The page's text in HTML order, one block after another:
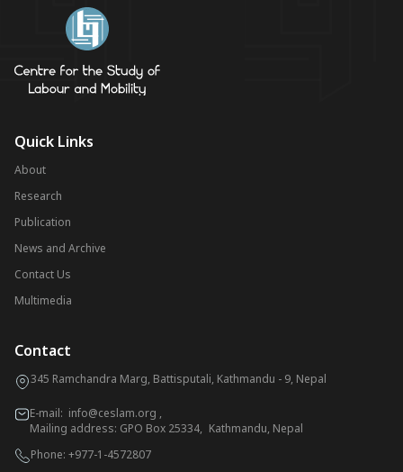
Quick Links
About
Research
Publication
News and Archive
Contact Us
Multimedia
Contact
345 Ramchandra Marg, Battisputali, Kathmandu - 9, Nepal
E-mail: info@ceslam.org ,
Mailing address: GPO Box 25334, Kathmandu, Nepal
Phone: +977-1-4572807